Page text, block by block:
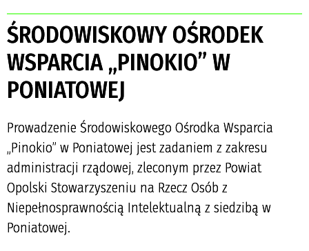
ŚRODOWISKOWY OŚRODEK
WSPARCIA „PINOKIO” W
PONIATOWEJ
Prowadzenie Środowiskowego Ośrodka Wsparcia
„Pinokio” w Poniatowej jest zadaniem z zakresu
administracji rządowej, zleconym przez Powiat
Opolski Stowarzyszeniu na Rzecz Osób z
Niepełnosprawnością Intelektualną z siedzibą w
Poniatowej.